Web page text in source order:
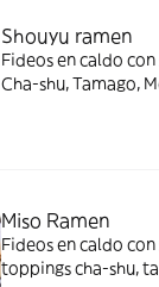
Shouyu ramen
Fideos en caldo
Cha-shu, Tamago,
Miso Ramen
Fideos en caldo
toppings cha-shu,